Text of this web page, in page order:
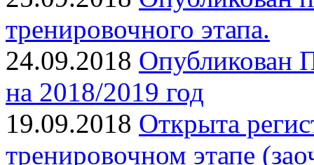
тренировочного этапа.
24.09.2018 Опубликован
на 2018/2019 год
19.09.2018 Открыта
тренировочном этапе